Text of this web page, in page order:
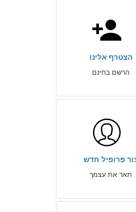
הצטרף אלינו
הרשם בחינם
פרופיל חדש
תאר את עצמך